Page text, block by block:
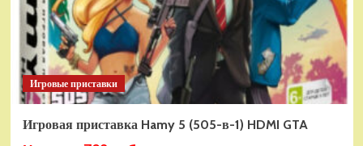
Airbus
Edition
ww
Игровые приставки
Игровая приставка Hamy 5 (505-в-1) HDMI GTA